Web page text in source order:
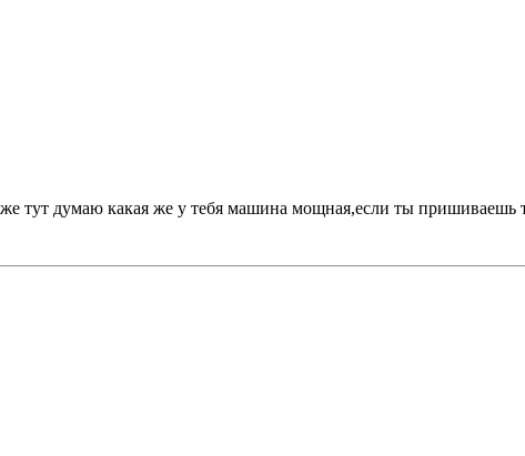
тут думаю какая же у тебя машина мощная,если ты пришиваешь